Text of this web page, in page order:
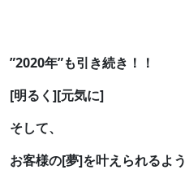
”2020年”も引き続き！！
[明るく][元気に]
そして、
お客様の[夢]を叶えられるよう